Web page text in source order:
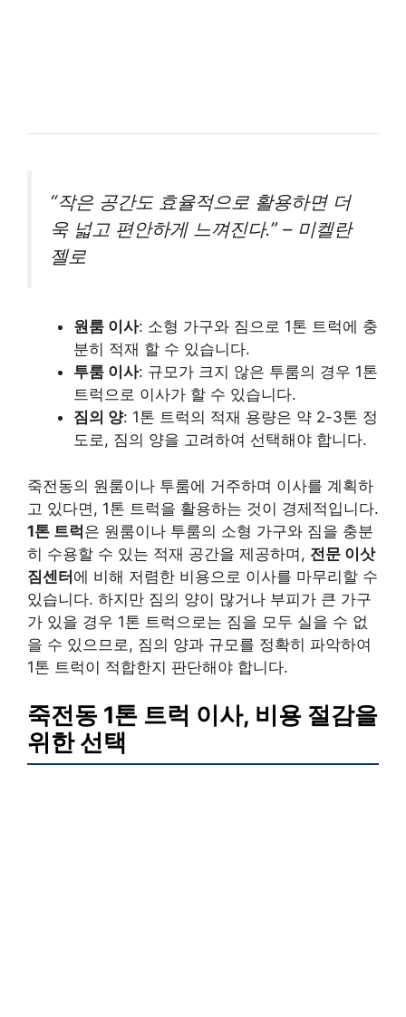
“작은 공간도 효율적으로 활용하면 더
욱 넓고 편안하게 느껴진다.” – 미켈란
젤로
원룸 이사: 소형 가구와 짐으로 1톤 트럭에 충
분히 적재 할 수 있습니다.
투룸 이사: 규모가 크지 않은 투룸의 경우 1톤
트럭으로 이사가 할 수 있습니다.
짐의 양: 1톤 트럭의 적재 용량은 약 2-3톤 정
도로, 짐의 양을 고려하여 선택해야 합니다.
죽전동의 원룸이나 투룸에 거주하며 이사를 계획하
고 있다면, 1톤 트럭을 활용하는 것이 경제적입니다.
1톤 트럭은 원룸이나 투룸의 소형 가구와 짐을 충분
히 수용할 수 있는 적재 공간을 제공하며, 전문 이삿
짐센터에 비해 저렴한 비용으로 이사를 마무리할 수
있습니다. 하지만 짐의 양이 많거나 부피가 큰 가구
가 있을 경우 1톤 트럭으로는 짐을 모두 실을 수 없
을 수 있으므로, 짐의 양과 규모를 정확히 파악하여
1톤 트럭이 적합한지 판단해야 합니다.
죽전동 1톤 트럭 이사, 비용 절감을
위한 선택